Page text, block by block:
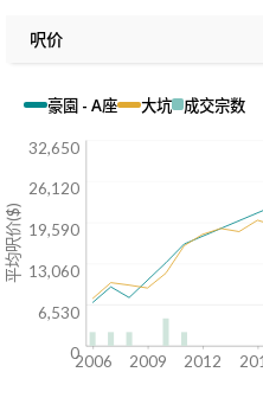
呎价
豪園 - A座 大坑 成交宗数
2006 2009 2012
32,650
26,120
19,590
13,060
6,530
0
平均呎价($)